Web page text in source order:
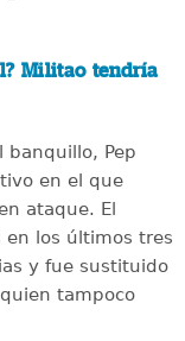
Militao tendría
banquillo, Pep
en el que
ataque. El
los últimos tres
y fue sustituido
tampoco